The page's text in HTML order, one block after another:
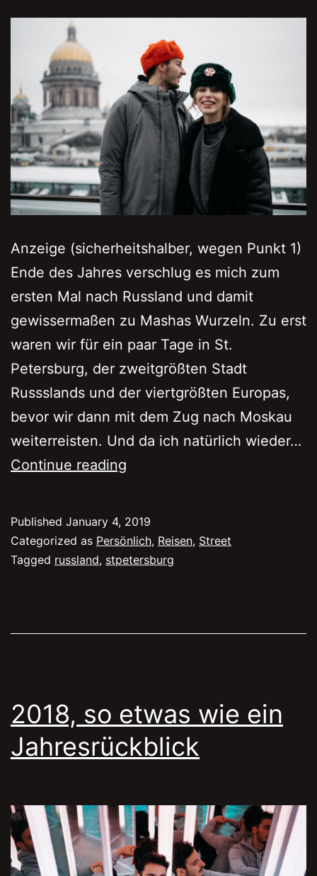
Anzeige (sicherheitshalber, wegen Punkt 1)
Ende des Jahres verschlug es mich zum
ersten Mal nach Russland und damit
gewissermaßen zu Mashas Wurzeln. Zu erst
waren wir für ein paar Tage in St.
Petersburg, der zweitgrößten Stadt
Russslands und der viertgrößten Europas,
bevor wir dann mit dem Zug nach Moskau
weiterreisten. Und da ich natürlich wieder…
Continue reading
für
einen
St.
Winter
Published January 4, 2019
Categorized as Persönlich, Reisen, Street
Tagged russland, stpetersburg
2018, so etwas wie ein
Jahresrückblick